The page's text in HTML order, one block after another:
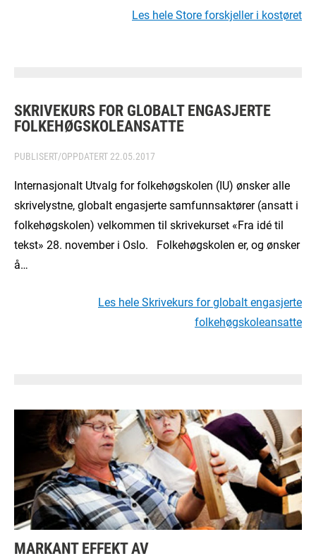
Les hele Store forskjeller i kostøret
SKRIVEKURS FOR GLOBALT ENGASJERTE
FOLKEHØGSKOLEANSATTE
PUBLISERT/OPPDATERT 22.05.2017
Internasjonalt Utvalg for folkehøgskolen (IU) ønsker alle
skrivelystne, globalt engasjerte samfunnsaktører (ansatt i
folkehøgskolen) velkommen til skrivekurset «Fra idé til
tekst» 28. november i Oslo. Folkehøgskolen er, og ønsker
å…
Les hele Skrivekurs for globalt engasjerte
folkehøgskoleansatte
MARKANT EFFEKT AV